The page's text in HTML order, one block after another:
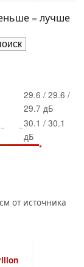
= лучше
29.6 / 29.6 /
29.7 дБ
30.1 / 30.1
дБ
от источника